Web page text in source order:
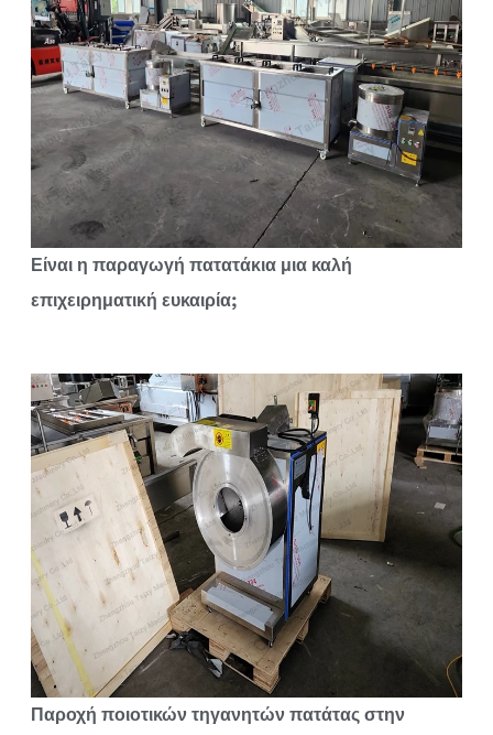
Είναι η παραγωγή πατατάκια μια καλή
επιχειρηματική ευκαιρία;
Παροχή ποιοτικών τηγανητών πατάτας στην